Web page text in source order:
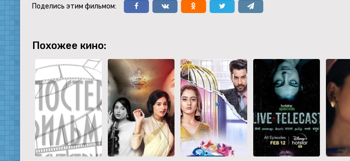
Поделись этим фильмом:
Похожее кино: